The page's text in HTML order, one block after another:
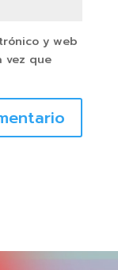
y web
vez que